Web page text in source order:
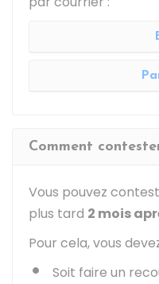
Comment
Vous pouvez
plus tard 2 mois
Pour cela, vous
Soit faire un